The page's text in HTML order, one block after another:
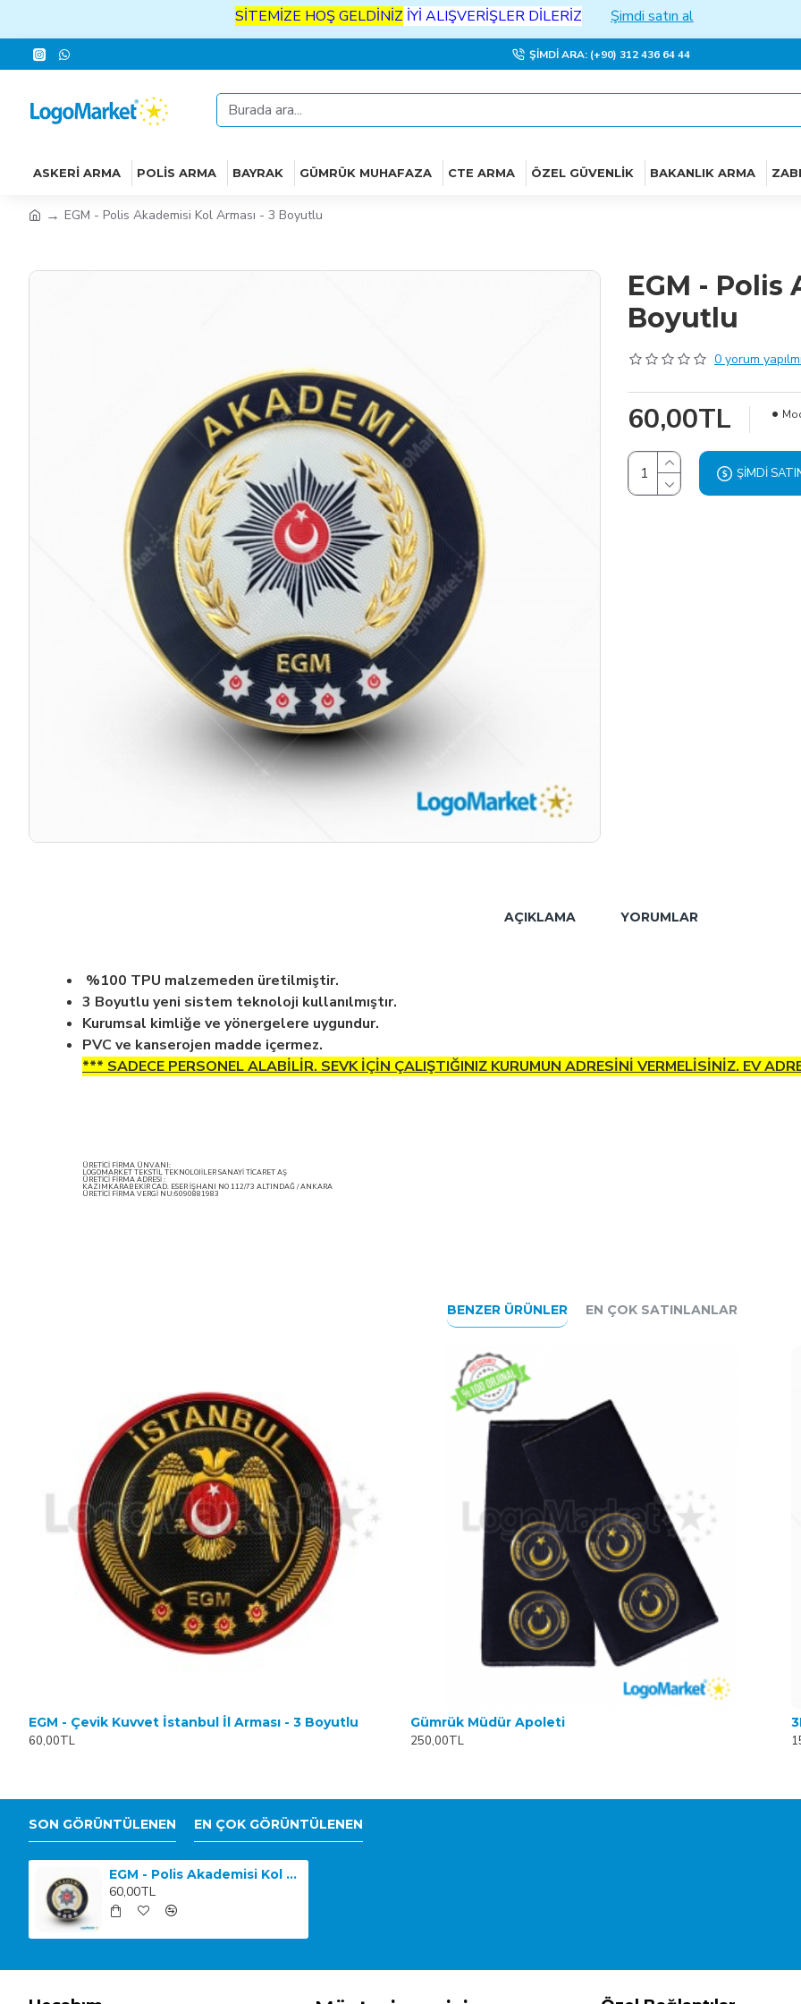
SİTEMİZEHOŞGELDİNİZİYİALIŞVERİŞLER DİLERİZ Şimdi satın al
ŞIMDI ARA: (+90) 312 436 64 44
ASKERI ARMA POLIS ARMA BAYRAK GÜMRÜK MUHAFAZA CTE ARMA ÖZEL GÜVENLIK BAKANLIK ARMA
EGM - Polis Akademisi Kol Arması - 3 Boyutlu
EGM - Polis
Boyutlu
0 yorum
60,00TL
ŞIMDI
AÇIKLAMA YORUMLAR
%100 TPU malzemeden üretilmiştir.
3 Boyutlu yeni sistem teknoloji kullanılmıştır.
Kurumsal kimliğe ve yönergelere uygundur.
PVC ve kanserojen madde içermez.
*** SADECE PERSONEL ALABİLİR. SEVK İÇİN ÇALIŞTIĞINIZ KURUMUN ADRESİNİ VERMELİSİNİZ. EV
ÜRETİCİ FİRMA ÜNVANI:
LOGOMARKET TEKSTİL TEKNOLOJİLER SANAYİ TİCARET AŞ
ÜRETİCİ FİRMA ADRESİ :
KAZIMKARABEKİR CAD. ESER İŞHANI NO 112/73 ALTINDAĞ / ANKARA
ÜRETİCİ FİRMA VERGİ NU:6090881983
BENZER ÜRÜNLER EN ÇOK SATINLANLAR
EGM - Çevik Kuvvet İstanbul İl Arması - 3 Boyutlu
60,00TL
Gümrük Müdür Apoleti
250,00TL
SON GÖRÜNTÜLENEN EN ÇOK GÖRÜNTÜLENEN
EGM - Polis Akademisi Kol Arması - 3 Boyutlu
60,00TL